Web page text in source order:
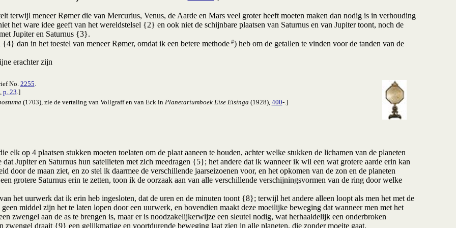
meneer Rømer die van Mercurius, Venus, de Aarde en Mars veel groter heeft moeten maken dan nodig is in verhouding
het ware idee geeft van het wereldstelsel {2} en ook niet de schijnbare plaatsen van Saturnus en van Jupiter toont, noch de
Jupiter en Saturnus {3}.
in het toestel van meneer Rømer, omdat ik een betere methode#) heb om de getallen te vinden voor de tanden van de
erachter zijn
No. 2255.
p. 23.]
(1703), zie de vertaling van Vollgraff en van Eck in Planetariumboek Eise Eisinga (1928), 400-.]
elk op 4 plaatsen stukken moeten toelaten om de plaat aaneen te houden, achter welke stukken de lichamen van de planeten
Jupiter en Saturnus hun satellieten met zich meedragen {5}; het andere dat ik wanneer ik wil een wat grotere aarde erin kan
door de maan ziet, en zo stel ik daarmee de verschillende jaarseizoenen voor, en het opkomen van de zon en de planeten
grotere Saturnus erin te zetten, toon ik de oorzaak aan van alle verschillende verschijningsvormen van de ring door welke
uurwerk dat ik erin heb ingesloten, dat de uren en de minuten toont {8}; terwijl het andere alleen loopt als men het met de
middel zijn het te laten lopen door een uurwerk, en bovendien maakt deze moeilijke beweging dat wanneer men met het
zwengel aan de as te brengen is, maar er is noodzakelijkerwijze een sleutel nodig, wat herhaaldelijk een onderbroken
draait {9} een gelijkmatige en voortdurende beweging laat zien in alle planeten, die zonder moeite gaat.